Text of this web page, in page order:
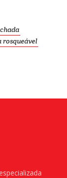
rosqueável